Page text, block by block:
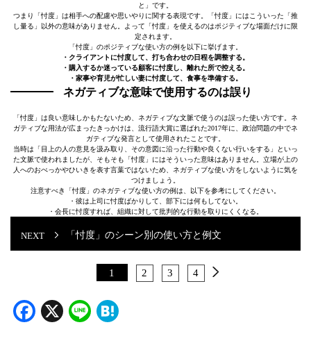
と」です。
つまり「忖度」は相手への配慮や思いやりに関する表現です。「忖度」にはこういった「推
し量る」以外の意味がありません。よって「忖度」を使えるのはポジティブな場面だけに限
定されます。
「忖度」のポジティブな使い方の例を以下に挙げます。
・クライアントに忖度して、打ち合わせの日程を調整する。
・購入するか迷っている顧客に忖度し、離れた所で控える。
・家事や育児が忙しい妻に忖度して、食事を準備する。
ネガティブな意味で使用するのは誤り
「忖度」は良い意味しかもたないため、ネガティブな文脈で使うのは誤った使い方です。ネ
ガティブな用法が広まったきっかけは、流行語大賞に選ばれた2017年に、政治問題の中でネ
ガティブな発言として使用されたことです。
当時は「目上の人の意見を汲み取り、その意図に沿った行動や良くない行いをする」といっ
た文脈で使われましたが、そもそも「忖度」にはそういった意味はありません。立場が上の
人へのおべっかやひいきを表す言葉ではないため、ネガティブな使い方をしないように気を
つけましょう。
注意すべき「忖度」のネガティブな使い方の例は、以下を参考にしてください。
・彼は上司に忖度ばかりして、部下には何もしてない。
・会長に忖度すれば、組織に対して批判的な行動を取りにくくなる。
「忖度」のシーン別の使い方と例文
1 2 3 4
Facebook
X Line